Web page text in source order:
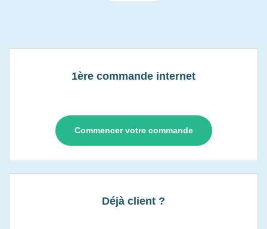
1ère commande internet
Commencer votre commande
Déjà client ?